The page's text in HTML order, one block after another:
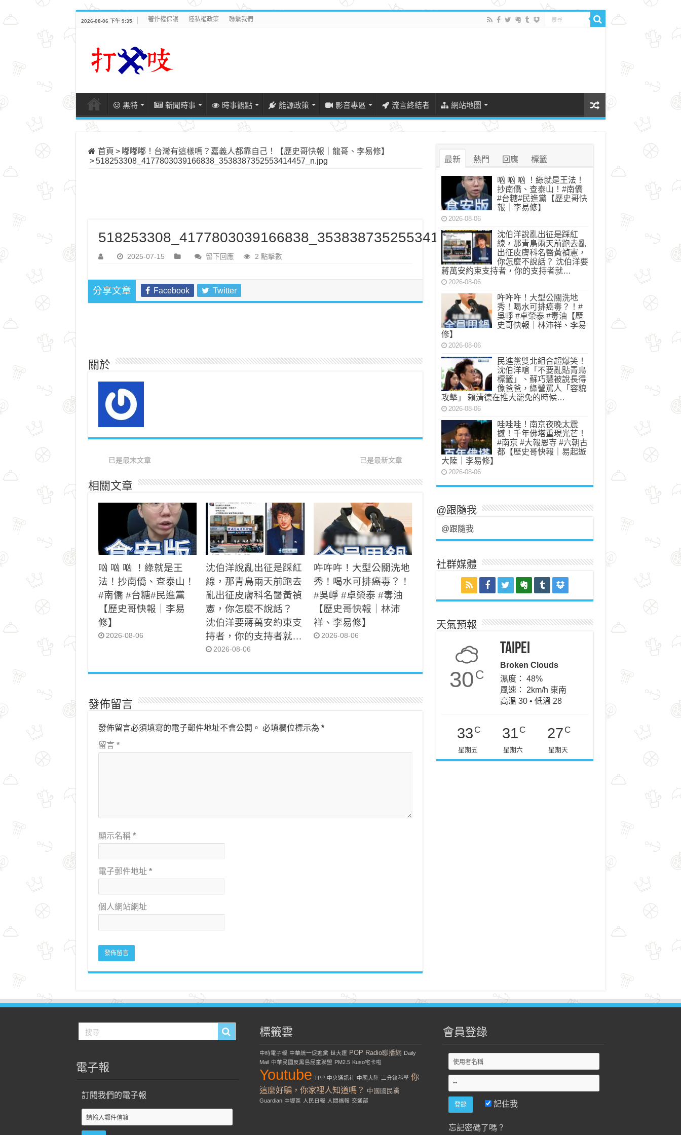
2026-08-06 下午 9:35 著作權保護 隱私權政策 聯繫我們
黑特 新聞時事 時事觀點 能源政策 影音專區 流言終結者 網站地圖
首頁 > 嘟嘟嘟！台灣有這樣嗎？嘉義人都靠自己！【歷史哥快報｜龍哥、李易修】
> 518253308_4177803039166838_3538387352553414457_n.jpg
518253308_4177803039166838_3538387352553414457_n.jpg
2025-07-15 留下回應 2 點擊數
分享文章 Facebook Twitter
關於
已是最末文章 已是最新文章
相關文章
㕳 㕳 㕳 ！綠就是王
法！抄南僑、查泰山！
#南僑 #台糖#民進黨
【歷史哥快報｜李易
修】
2026-08-06
沈伯洋說亂出征是踩紅
線，那青鳥兩天前跑去
亂出征皮膚科名醫黃禎
憲，你怎麼不說話？
沈伯洋要蔣萬安約束支
持者，你的支持者就…
2026-08-06
吘吘吘！大型公關洗地
秀！喝水可排癌毒？！
#吳崢 #卓榮泰 #毒油
【歷史哥快報｜林沛
祥、李易修】
2026-08-06
發佈留言
發佈留言必須填寫的電子郵件地址不會公開。 必填欄位標示為 *
留言 *
顯示名稱 *
電子郵件地址 *
個人網站網址
最新 熱門 回應 標籤
㕳 㕳 㕳 ！綠就是王法！
抄南僑、查泰山！#南僑
#台糖#民進黨【歷史哥快
報｜李易修】
2026-08-06
沈伯洋說亂出征是踩紅
線，那青鳥兩天前跑去亂
出征皮膚科名醫黃禎憲，
你怎麼不說話？ 沈伯洋要
蔣萬安約束支持者，你的支持者就…
2026-08-06
吘吘吘！大型公關洗地
秀！喝水可排癌毒？！#
吳崢 #卓榮泰 #毒油【歷
史哥快報｜林沛祥、李易
修】
2026-08-06
民進黨雙北組合超爆笑！
沈伯洋嗆「不要亂貼青鳥
標籤」、蘇巧慧被說長得
像爸爸，綠營罵人「容貌
攻擊」 賴清德在推大罷免的時候…
2026-08-06
哇哇哇！南京夜晚太震
撼！千年佛塔重現光芒！
#南京 #大報恩寺 #六朝古
都【歷史哥快報｜易起遊
大陸｜李易修】
2026-08-06
@跟隨我
@跟隨我
社群媒體
天氣預報
30C
Taipei
Broken Clouds
濕度： 48%
風速： 2km/h 東南
高溫 30 • 低溫 28
33 C
星期五
31 C
星期六
27 C
星期天
電子報
訂閱我們的電子報
標籤雲
中時電子報 中華統一促進黨 世大運 POP Radio聯播網
Daily
Mail 中華民國反黑島屁童聯盟 PM2.5 Kuso宅卡啦
Youtube TPP 中央通訊社 中國大陸 三分鐘科學 你
這麼好騙，你家裡人知道嗎？
中國國民黨
Guardian 中壢區 人民日報 人間福報 交通部
會員登錄
記住我
忘記密碼了嗎？